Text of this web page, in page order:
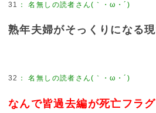
31 ：名無しの読者さん(｀・ω・´)
熟年夫婦がそっくりになる
32 ：名無しの読者さん(｀・ω・´)
なんで皆過去編が死亡フラ